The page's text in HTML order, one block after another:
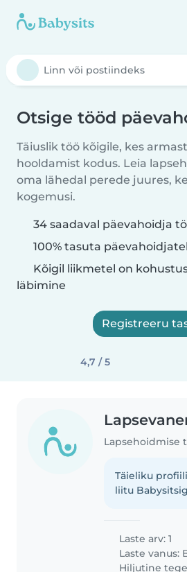
Otsige tööd
Täiuslik töö kõigile, kes
hooldamist kodus. Leia
oma lähedal perede juures,
kogemusi.
34 saadaval päevahoidja
100% tasuta
Kõigil liikmetel on
läbimine
Registreeru
4,7 / 5
Täieliku
liitu
Laste arv: 1
Laste vanus:
Hiljutine